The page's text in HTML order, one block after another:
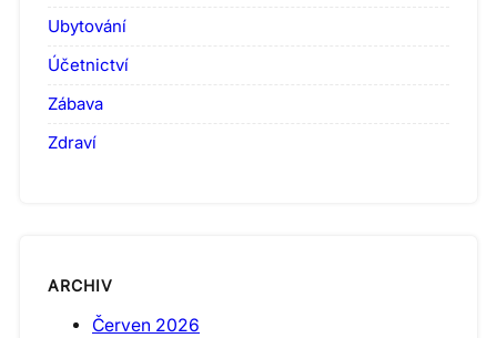
Ubytování
Účetnictví
Zábava
Zdraví
ARCHIV
Červen 2026